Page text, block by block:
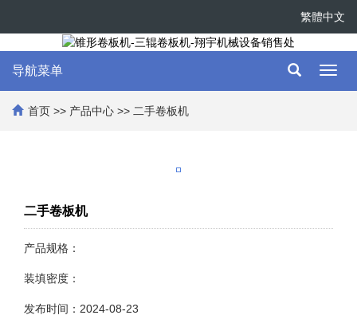
繁體中文
导航菜单
首页 >> 产品中心 >> 二手卷板机
二手卷板机
产品规格：
装填密度：
发布时间：2024-08-23